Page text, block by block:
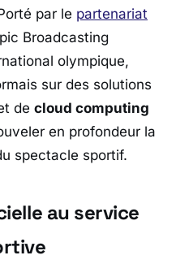
par le partenariat
Broadcasting
olympique,
sur des solutions
de cloud computing
en profondeur la
spectacle sportif.
au service